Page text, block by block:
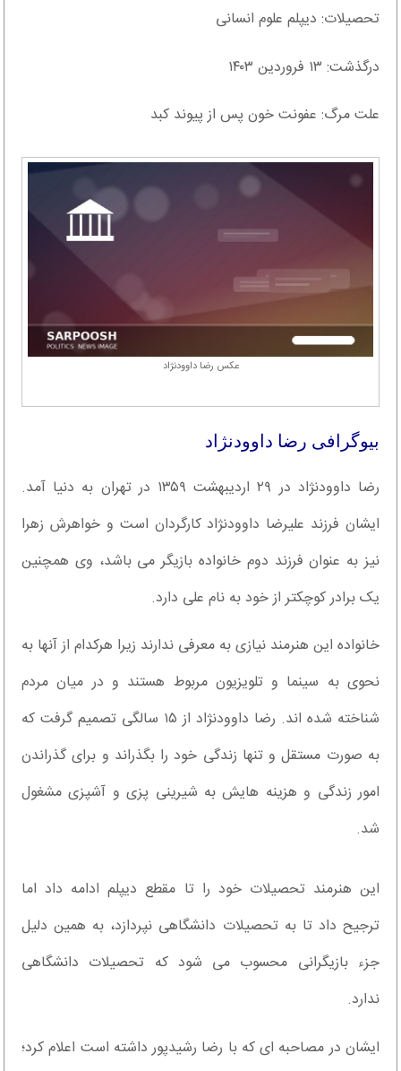
تحصیلات: دیپلم علوم انسانی
درگذشت: ۱۳ فروردین ۱۴۰۳
علت مرگ: عفونت خون پس از پیوند کبد
عکس رضا داوودنژاد
بیوگرافی رضا داوودنژاد
رضا داوودنژاد در ۲۹ اردیبهشت ۱۳۵۹ در تهران به دنیا آمد.
ایشان فرزند علیرضا داوودنژاد کارگردان است و خواهرش زهرا
نیز به عنوان فرزند دوم خانواده بازیگر می باشد، وی همچنین
یک برادر کوچکتر از خود به نام علی دارد.
خانواده این هنرمند نیازی به معرفی ندارند زیرا هرکدام از آنها به
نحوی به سینما و تلویزیون مربوط هستند و در میان مردم
شناخته شده اند. رضا داوودنژاد از ۱۵ سالگی تصمیم گرفت که
به صورت مستقل و تنها زندگی خود را بگذراند و برای گذراندن
امور زندگی و هزینه هایش به شیرینی پزی و آشپزی مشغول
شد.
این هنرمند تحصیلات خود را تا مقطع دیپلم ادامه داد اما
ترجیح داد تا به تحصیلات دانشگاهی نپردازد، به همین دلیل
جزء بازیگرانی محسوب می شود که تحصیلات دانشگاهی
ندارد.
ایشان در مصاحبه ای که با رضا رشیدپور داشته است اعلام کرد؛